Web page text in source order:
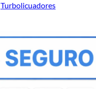
Turbolicuadores